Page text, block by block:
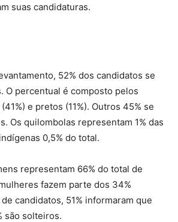
suas candidaturas.
52% dos candidatos se
O percentual é composto pelos
e pretos (11%). Outros 45% se
Os quilombolas representam 1% das
0,5% do total.
representam 66% do total de
fazem parte dos 34%
candidatos, 51% informaram que
são solteiros.